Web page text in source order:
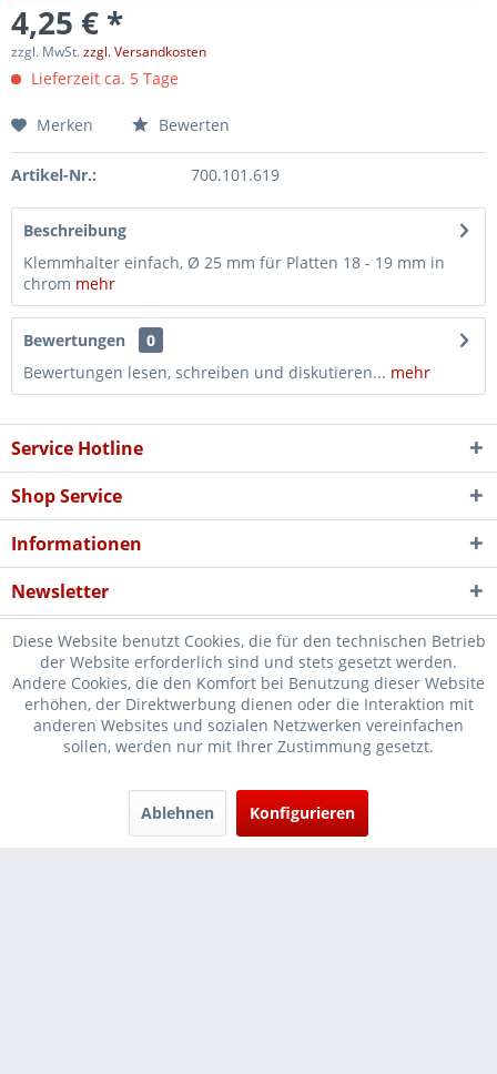
4,25 € *
zzgl. MwSt.zzgl. Versandkosten
Lieferzeit ca. 5 Tage
Merken Bewerten
Artikel-Nr.: 700.101.619
Beschreibung
Klemmhalter einfach, Ø 25 mm für Platten 18 - 19 mm in
chrom mehr
Bewertungen
0
Bewertungen lesen, schreiben und diskutieren... mehr
Service Hotline
Shop Service
Informationen
Newsletter
* Verkauf nur an Unternehmer, Gewerbetreibende, Freiberufler und
öffentliche Institutionen, daher verstehen sich alle Preise zzgl.
nicht anders beschrieben
Diese Website benutzt Cookies, die für den technischen Betrieb
der Website erforderlich sind und stets gesetzt werden.
Andere Cookies, die den Komfort bei Benutzung dieser Website
erhöhen, der Direktwerbung dienen oder die Interaktion mit
anderen Websites und sozialen Netzwerken vereinfachen
sollen, werden nur mit Ihrer Zustimmung gesetzt.
Ablehnen Konfigurieren